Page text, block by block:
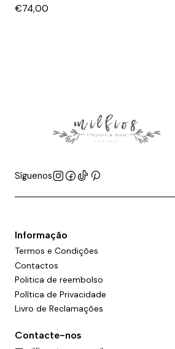
€74,00
Síguenos
Informação
Termos e Condições
Contactos
Politica de reembolso
Política de Privacidade
Livro de Reclamações
Contacte-nos